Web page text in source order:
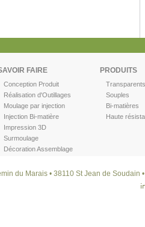
FAIRE
Conception Produit
Réalisation d'Outillages
Moulage par injection
Injection Bi-matière
Impression 3D
Surmoulage
Décoration Assemblage
PRODUITS
Transparents
Souples
Bi-matières
Haute
du Marais • 38110 St Jean de Soudain